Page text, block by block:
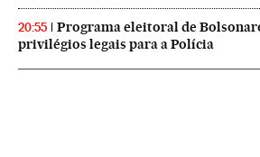
20:55
Programa eleitoral de
privilégios legais para a Polícia